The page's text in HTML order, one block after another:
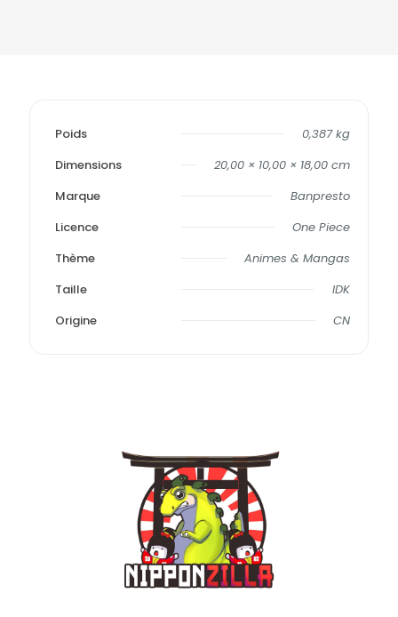
Poids
0,387 kg
Dimensions
20,00 × 10,00 × 18,00 cm
Marque
Banpresto
Licence
One Piece
Thème
Animes & Mangas
Taille
IDK
Origine
CN